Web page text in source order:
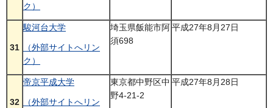
ク）
31
駿河台大学
（外部サイトへリン
ク）
埼玉県飯能市阿
須698
平成27年8月27日
32
帝京平成大学
（外部サイトへリン
東京都中野区中
野4-21-2
平成27年8月28日